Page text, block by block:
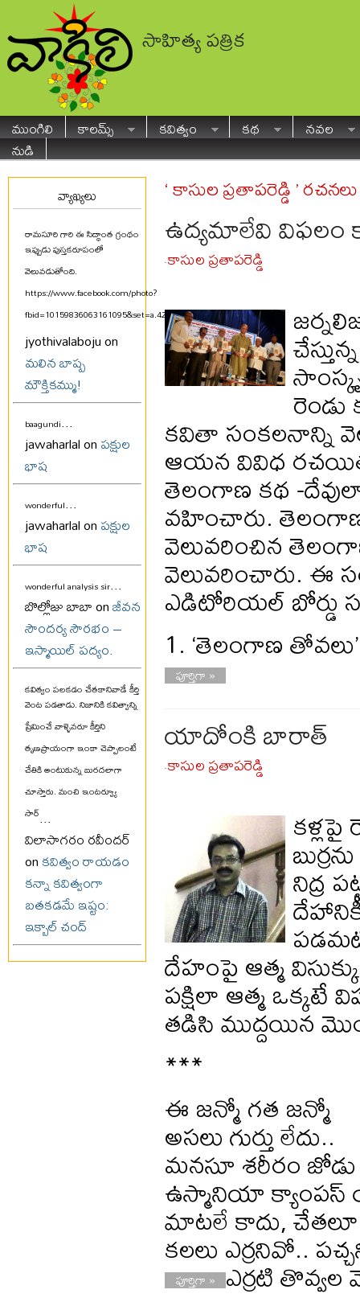
సాహిత్య పత్రిక
ముంగిలి కాలమ్స్ కవిత్వం కథ
నవల
నుడి
వ్యాఖ్యలు
రామసూరి గారి ఈ సిద్ధాంత గ్రంథం
ఇప్పుడు పుస్తకరూపంలో
వెలువడుతోంది.
https://www.facebook.com/photo?
fbid=10159836063161095&set=a.425580711094...
jyothivalaboju on
మలిన బాష్ప
మౌక్తికమ్ము!
baagundi...
jawaharlal onపక్షుల
భాష
wonderful...
jawaharlal onపక్షుల
భాష
wonderful analysis sir...
బొల్లోజు బాబా onజీవన
సౌందర్య సౌరభం –
ఇస్మాయిల్ పద్యం.
కవిత్వం పలకడం చేతకానివాడే కీర్తి
వెంట పడతాడు. నిజానికి కవిత్వాన్ని
ప్రేమించే వాళ్ళెవరూ కీర్తిని
తృణప్రాయంగా ఇంకా చెప్పాలంటే
చేతికి అంటుకున్న బురదలాగా
చూస్తారు. మంచి ఇంటర్వ్యూ
సార్...
విలాసాగరం రవీందర్
onకవిత్వం రాయడం
కన్నా కవిత్వంగా
బతకడమే ఇష్టం:
ఇక్బాల్ చంద్
‘ కాసుల ప్రతాపరెడ్డి ’ రచనలు
ఉద్యమాలేవి విఫలం
-కాసుల ప్రతాపరెడ్డి
కవితా సంకలనాన్ని
ఆయన వివిధ
తెలంగాణ కథ -
వహించారు.
వెలువరించిన
వెలువరించారు. ఈ
ఎడిటోరియల్ బోర్డు
1. ‘తెలంగాణ
పూర్తిగా »
యాదోంకి బారాత్‌
-కాసుల ప్రతాపరెడ్డి
నిద్ర
దేహంపై ఆత్మ
పక్షిలా ఆత్మ
తడిసి ముద్దయిన
***
ఈ జన్మో గత జన్మో
అసలు గుర్తు లేదు..
మనసూ శరీరం జోడు
ఉస్మానియా క్యాంపస్‌
మాటలే కాదు,
కలలు ఎర్రనివో..
ఎర్రటి
పూర్తిగా »